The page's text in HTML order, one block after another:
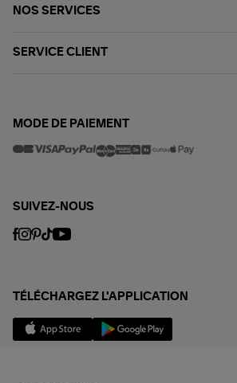
NOS SERVICES
SERVICE CLIENT
MODE DE PAIEMENT
SUIVEZ-NOUS
TÉLÉCHARGEZ L'APPLICATION